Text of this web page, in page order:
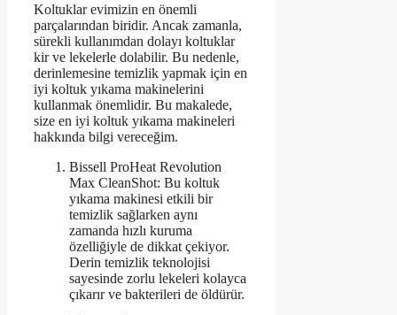
Koltuklar evimizin en önemli
parçalarından biridir. Ancak zamanla,
sürekli kullanımdan dolayı koltuklar
kir ve lekelerle dolabilir. Bu nedenle,
derinlemesine temizlik yapmak için en
iyi koltuk yıkama makinelerini
kullanmak önemlidir. Bu makalede,
size en iyi koltuk yıkama makineleri
hakkında bilgi vereceğim.
Bissell ProHeat Revolution
Max CleanShot: Bu koltuk
yıkama makinesi etkili bir
temizlik sağlarken aynı
zamanda hızlı kuruma
özelliğiyle de dikkat çekiyor.
Derin temizlik teknolojisi
sayesinde zorlu lekeleri kolayca
çıkarır ve bakterileri de öldürür.